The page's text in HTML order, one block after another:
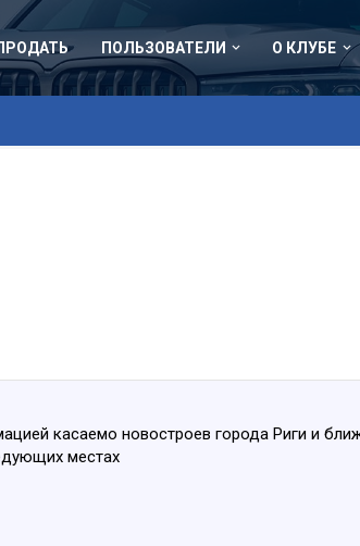
ПОЛЬЗОВАТЕЛИ О КЛУБЕ
касаемо новостроев города Риги и
местах